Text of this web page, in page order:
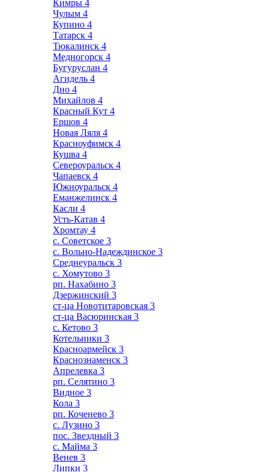
Кимры 4
Чулым 4
Купино 4
Татарск 4
Тюкалинск 4
Медногорск 4
Бугуруслан 4
Агидель 4
Дно 4
Михайлов 4
Красный Кут 4
Ершов 4
Новая Ляля 4
Красноуфимск 4
Кушва 4
Североуральск 4
Чапаевск 4
Южноуральск 4
Еманжелинск 4
Касли 4
Усть-Катав 4
Хромтау 4
с. Советское 3
с. Вольно-Надеждинское 3
Среднеуральск 3
с. Хомутово 3
рп. Нахабино 3
Дзержинский 3
ст-ца Новотитаровская 3
ст-ца Васюринская 3
с. Кетово 3
Котельники 3
Красноармейск 3
Краснознаменск 3
Апрелевка 3
рп. Селятино 3
Видное 3
Кола 3
рп. Коченево 3
с. Лузино 3
пос. Звездный 3
с. Майма 3
Венев 3
Липки 3